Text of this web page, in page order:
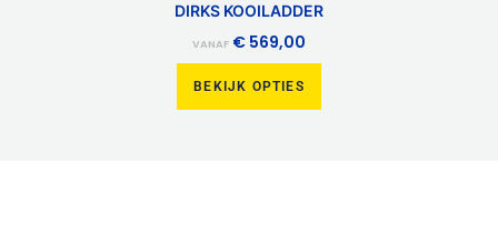
DIRKS KOOILADDER
VANAF € 569,00
BEKIJK OPTIES